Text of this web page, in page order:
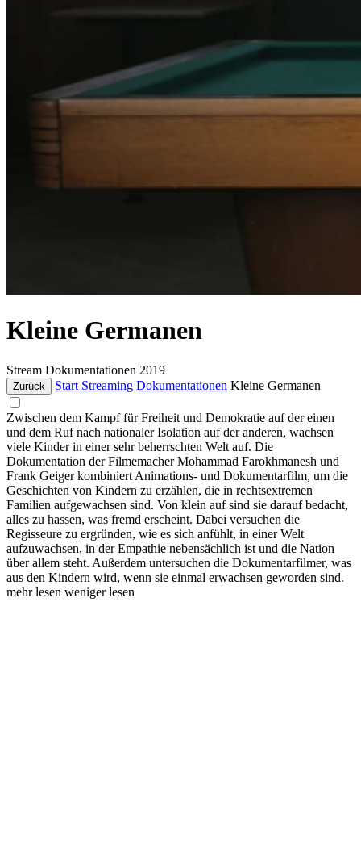
Kleine Germanen
Stream Dokumentationen 2019
Zurück Start Streaming Dokumentationen Kleine Germanen
Zwischen dem Kampf für Freiheit und Demokratie auf der einen
und dem Ruf nach nationaler Isolation auf der anderen, wachsen
viele Kinder in einer sehr beherrschten Welt auf. Die
Dokumentation der Filmemacher Mohammad Farokhmanesh und
Frank Geiger kombiniert Animations- und Dokumentarfilm, um die
Geschichten von Kindern zu erzählen, die in rechtsextremen
Familien aufgewachsen sind. Von klein auf sind sie darauf bedacht,
alles zu hassen, was fremd erscheint. Dabei versuchen die
Regisseure zu ergründen, wie es sich anfühlt, in einer Welt
aufzuwachsen, in der Empathie nebensächlich ist und die Nation
über allem steht. Außerdem untersuchen die Dokumentarfilmer, was
aus den Kindern wird, wenn sie einmal erwachsen geworden sind.
mehr lesen weniger lesen